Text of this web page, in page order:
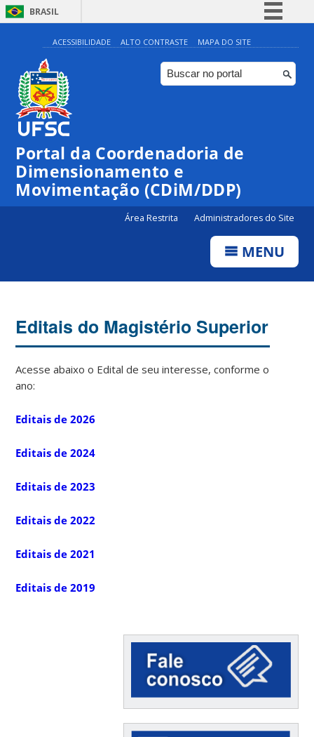
BRASIL
Simplifique!
Comunica BR
Participe
Canais
ACESSIBILIDADE ALTO CONTRASTE MAPA DO SITE
Portal da Coordenadoria de
Dimensionamento e
Movimentação (CDiM/DDP)
Área Restrita Administradores do Site
MENU
Editais do Magistério Superior
Acesse abaixo o Edital de seu interesse, conforme o
ano:
Editais de 2026
Editais de 2024
Editais de 2023
Editais de 2022
Editais de 2021
Editais de 2019